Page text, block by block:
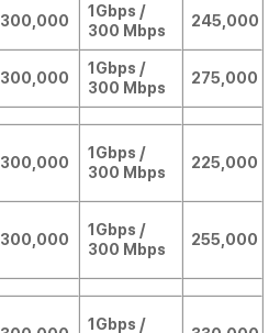
300,000
1Gbps /
300 Mbps
245,000
300,000
1Gbps /
300 Mbps
275,000
300,000
1Gbps /
300 Mbps
225,000
300,000
1Gbps /
300 Mbps
255,000
1Gbps /